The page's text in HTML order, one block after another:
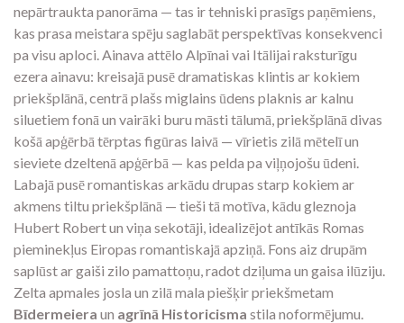
nepārtraukta panorāma — tas ir tehniski prasīgs paņēmiens,
kas prasa meistara spēju saglabāt perspektīvas konsekvenci
pa visu aploci. Ainava attēlo Alpīnai vai Itālijai raksturīgu
ezera ainavu: kreisajā pusē dramatiskas klintis ar kokiem
priekšplānā, centrā plašs miglains ūdens plaknis ar kalnu
siluetiem fonā un vairāki buru māsti tālumā, priekšplānā divas
košā apģērbā tērptas figūras laivā — vīrietis zilā mētelī un
sieviete dzeltenā apģērbā — kas pelda pa viļņojošu ūdeni.
Labajā pusē romantiskas arkādu drupas starp kokiem ar
akmens tiltu priekšplānā — tieši tā motīva, kādu gleznoja
Hubert Robert un viņa sekotāji, idealizējot antīkās Romas
pieminekļus Eiropas romantiskajā apziņā. Fons aiz drupām
saplūst ar gaiši zilo pamattoņu, radot dziļuma un gaisa ilūziju.
Zelta apmales josla un zilā mala piešķir priekšmetam
Bīdermeiera un agrīnā Historicisma stila noformējumu.